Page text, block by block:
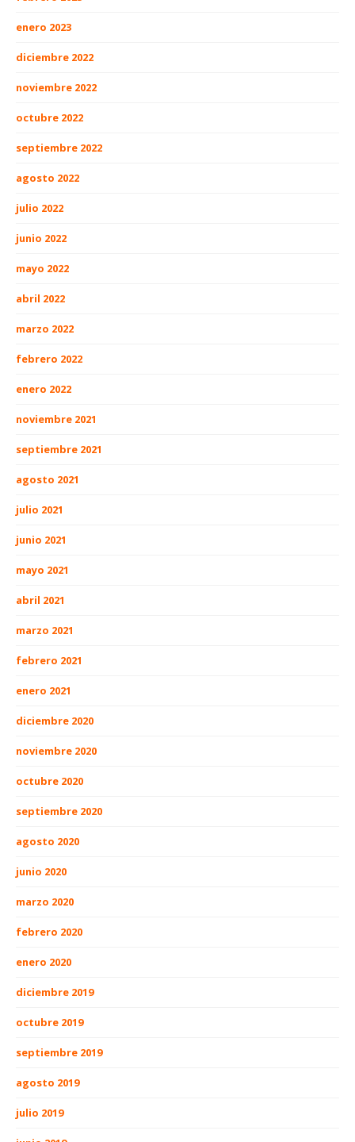
enero 2023
diciembre 2022
noviembre 2022
octubre 2022
septiembre 2022
agosto 2022
julio 2022
junio 2022
mayo 2022
abril 2022
marzo 2022
febrero 2022
enero 2022
noviembre 2021
septiembre 2021
agosto 2021
julio 2021
junio 2021
mayo 2021
abril 2021
marzo 2021
febrero 2021
enero 2021
diciembre 2020
noviembre 2020
octubre 2020
septiembre 2020
agosto 2020
junio 2020
marzo 2020
febrero 2020
enero 2020
diciembre 2019
octubre 2019
septiembre 2019
agosto 2019
julio 2019